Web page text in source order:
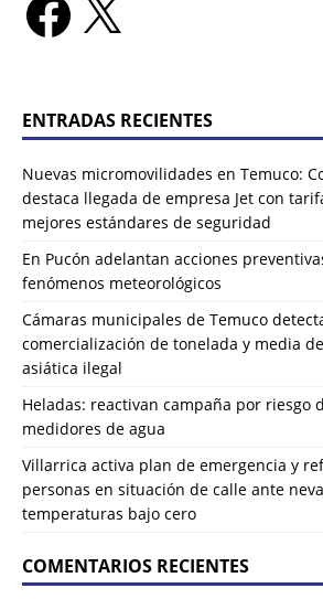
ENTRADAS RECIENTES
Nuevas micromovilidades en Temuco:
destaca llegada de empresa Jet con
mejores estándares de seguridad
En Pucón adelantan acciones
fenómenos meteorológicos
Cámaras municipales de Temuco
comercialización de tonelada y media
asiática ilegal
Heladas: reactivan campaña por riesgo
medidores de agua
Villarrica activa plan de emergencia y
personas en situación de calle ante
temperaturas bajo cero
COMENTARIOS RECIENTES